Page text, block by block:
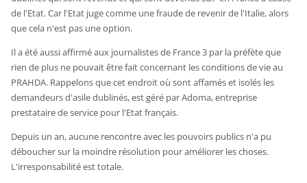
de l'Etat. Car l'Etat juge comme une fraude de revenir de l'Italie, alors
que cela n'est pas une option.
Il a été aussi affirmé aux journalistes de France 3 par la préfète que
rien de plus ne pouvait être fait concernant les conditions de vie au
PRAHDA. Rappelons que cet endroit où sont affamés et isolés les
demandeurs d'asile dublinés, est géré par Adoma, entreprise
prestataire de service pour l'Etat français.
Depuis un an, aucune rencontre avec les pouvoirs publics n'a pu
déboucher sur la moindre résolution pour améliorer les choses.
L'irresponsabilité est totale.